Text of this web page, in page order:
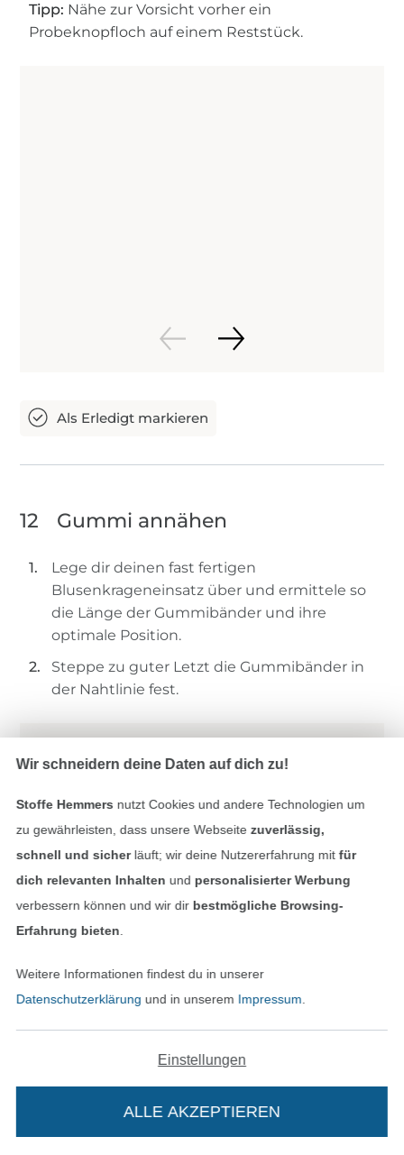
Tipp: Nähe zur Vorsicht vorher ein
Probeknopfloch auf einem Reststück.
12 Gummi annähen
Lege dir deinen fast fertigen
Blusenkrageneinsatz über und ermittele so
die Länge der Gummibänder und ihre
optimale Position.
Steppe zu guter Letzt die Gummibänder in
der Nahtlinie fest.
Wir schneidern deine Daten auf dich zu!
Stoffe Hemmers nutzt Cookies und andere Technologien um
zu gewährleisten, dass unsere Webseite zuverlässig,
schnell und sicherläuft; wir deine Nutzererfahrung mitfür
dich relevanten Inhalten und personalisierter Werbung
verbessern können und wir dir bestmögliche Browsing-
Erfahrung bieten
Weitere Informationen findest du in unserer
Datenschutzerklärung und in unserem Impressum
Einstellungen
ALLE AKZEPTIEREN